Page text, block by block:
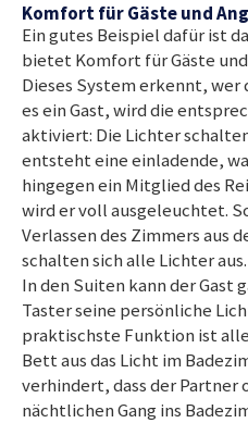
Komfort für Gäste und
Ein gutes Beispiel dafür ist
bietet Komfort für Gäste
Dieses System erkennt,
es ein Gast, wird die
aktiviert: Die Lichter
entsteht eine einladende,
hingegen ein Mitglied des
wird er voll ausgeleuchtet.
Verlassen des Zimmers aus
schalten sich alle Lichter
In den Suiten kann der Gast
Taster seine persönliche
praktischste Funktion ist
Bett aus das Licht im
verhindert, dass der Partner
nächtlichen Gang ins